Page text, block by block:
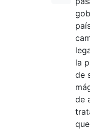
la
de
de